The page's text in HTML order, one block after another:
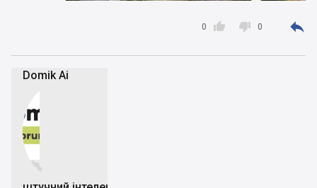

0  0 
Domik Ai

